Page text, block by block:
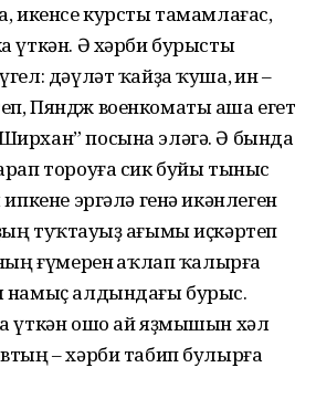
икенсе курсты тамамлағас,
үткән. Ә хәрби бурысты
дәүләт ҡайҙа ҡуша, һин –
Пяндж военкоматы аша егет
посына эләгә. Ә бында
тороуға сик буйы тыныс
эргә­лә генә икәнлеген
туҡтауһыҙ ағымы иҫкәр­теп
ғүмерен һаҡлап ҡалырға
намыҫ алдындағы бурыс.
үткән ошо ай яҙмышын хәл
– хәрби табип булырға